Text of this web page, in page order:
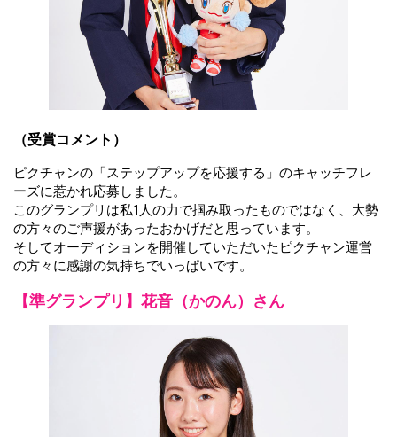
（受賞コメント）
ピクチャンの「ステップアップを応援する」のキャッチフレ
ーズに惹かれ応募しました。
このグランプリは私1人の力で掴み取ったものではなく、大勢
の方々のご声援があったおかげだと思っています。
そしてオーディションを開催していただいたピクチャン運営
の方々に感謝の気持ちでいっぱいです。
【準グランプリ】花音（かのん）さん